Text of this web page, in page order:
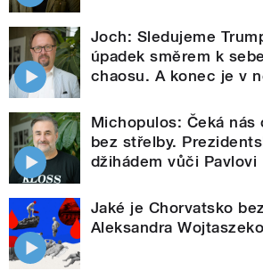
Joch: Sledujeme
úpadek směrem k
chaosu. A konec je v
Michopulos: Čeká nás
bez střelby.
džihádem vůči Pavlovi
Jaké je Chorvatsko
Aleksandra